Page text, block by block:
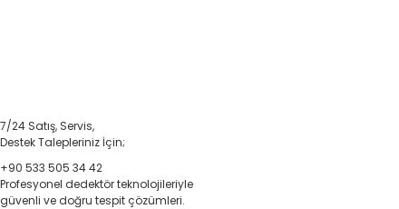
7/24 Satış, Servis,
Destek Talepleriniz İçin;
+90 533 505 34 42
Profesyonel dedektör teknolojileriyle
güvenli ve doğru tespit çözümleri.